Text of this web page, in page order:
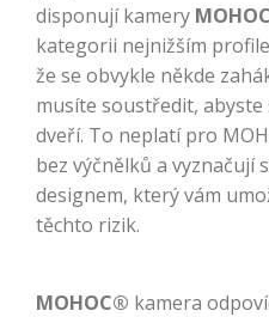
disponují kamery
kategorii nejnižším
že se obvykle někde
musíte soustředit,
dveří. To neplatí pro
bez výčnělků a vyznačují
designem, který vám
těchto rizik.
MOHOC® kamera